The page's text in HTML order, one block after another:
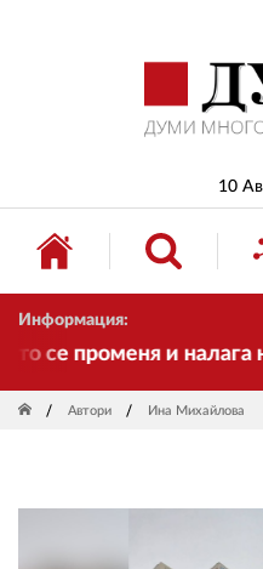
10
Информация:
променя и налага
Автори Ина Михайлова